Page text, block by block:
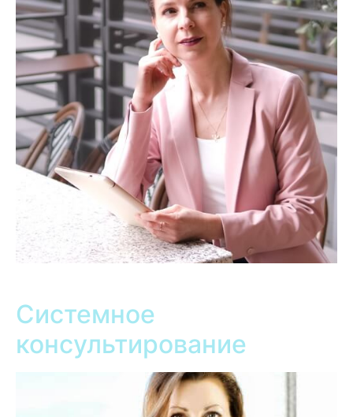
Системное
консультирование